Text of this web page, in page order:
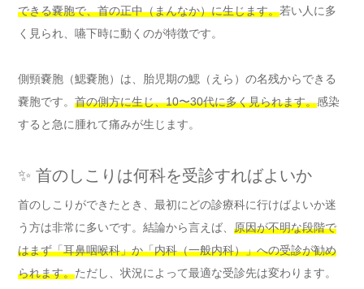
できる嚢胞で、首の正中（まんなか）に生じます。若い人に多
く見られ、嚥下時に動くのが特徴です。
側頸嚢胞（鰓嚢胞）は、胎児期の鰓（えら）の名残からできる
嚢胞です。 首の側方に生じ、10〜30代に多く見られます。感染
すると急に腫れて痛みが生じます。
✨ 首のしこりは何科を受診すればよいか
首のしこりができたとき、最初にどの診療科に行けばよいか迷
う方は非常に多いです。結論から言えば、 原因が不明な段階で
はまず「耳鼻咽喉科」か「内科（一般内科）」への受診が勧め
られます。ただし、状況によって最適な受診先は変わります。